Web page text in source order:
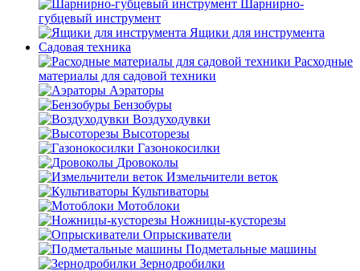
Шарнирно-
губцевый инструмент
Ящики для инструмента
Садовая техника
Расходные
материалы для садовой техники
Аэраторы
Бензобуры
Воздуходувки
Высоторезы
Газонокосилки
Дровоколы
Измельчители веток
Культиваторы
Мотоблоки
Ножницы-кусторезы
Опрыскиватели
Подметальные машины
Зернодробилки